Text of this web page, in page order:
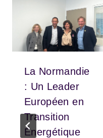
La Normandie
: Un Leader
Européen en
Transition
Énergétique